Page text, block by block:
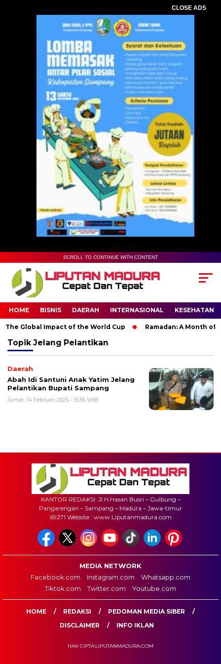
CLOSE ADS
SCROLL TO CONTINUE WITH CONTENT
HOME BISNIS DAERAH INTERNASIONAL KESEHATAN
Global Impact of the World Cup Ramadan: A Month of
Topik Jelang Pelantikan
Daerah
Abah Idi Santuni Anak Yatim Jelang
Pelantikan Bupati Sampang
Jumat, 14 Februari 2025 - 15:56 WIB
KANTOR REDAKSI: Jl H.Hasan Busri – Gulbung –
Pangarengan – Sampang – Madura – Jawa-timur
69271 Website : www.Liputanmadura.com
MEDIA NETWORK
Facebook.com
Instagram.com
Whatsapp.com
Tiktok.com
Twitter.com Youtube.com
HOME REDAKSI
PEDOMAN MEDIA SIBER
DISCLAIMER
INFO IKLAN
HAK CIPTA:LIPUTANMADURA.COM